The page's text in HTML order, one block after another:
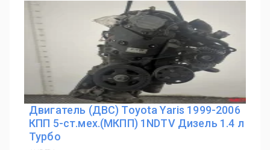
Двигатель (ДВС) Toyota Yaris 1999-2006
КПП 5-ст.мех.(МКПП) 1NDTV Дизель 1.4 л
Турбо